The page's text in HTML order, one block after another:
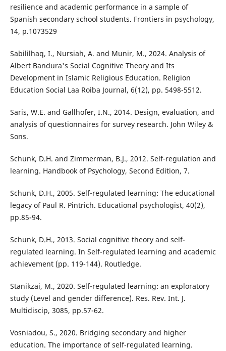
resilience and academic performance in a sample of
Spanish secondary school students. Frontiers in psychology,
14, p.1073529
Sabililhaq, I., Nursiah, A. and Munir, M., 2024. Analysis of
Albert Bandura's Social Cognitive Theory and Its
Development in Islamic Religious Education. Religion
Education Social Laa Roiba Journal, 6(12), pp. 5498-5512.
Saris, W.E. and Gallhofer, I.N., 2014. Design, evaluation, and
analysis of questionnaires for survey research. John Wiley &
Sons.
Schunk, D.H. and Zimmerman, B.J., 2012. Self‐regulation and
learning. Handbook of Psychology, Second Edition, 7.
Schunk, D.H., 2005. Self-regulated learning: The educational
legacy of Paul R. Pintrich. Educational psychologist, 40(2),
pp.85-94.
Schunk, D.H., 2013. Social cognitive theory and self-
regulated learning. In Self-regulated learning and academic
achievement (pp. 119-144). Routledge.
Stanikzai, M., 2020. Self-regulated learning: an exploratory
study (Level and gender difference). Res. Rev. Int. J.
Multidiscip, 3085, pp.57-62.
Vosniadou, S., 2020. Bridging secondary and higher
education. The importance of self-regulated learning.